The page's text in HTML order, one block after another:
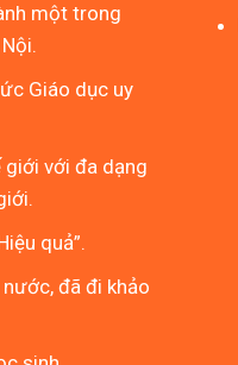
một trong
Giáo dục uy
với đa dạng
quả”.
đã đi khảo